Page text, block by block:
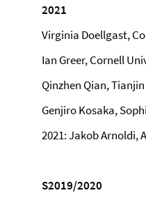
2021
Virginia Doellgast,
Ian Greer, Cornell
Qinzhen Qian,
Genjiro Kosaka,
2021: Jakob Arnoldi,
S2019/2020